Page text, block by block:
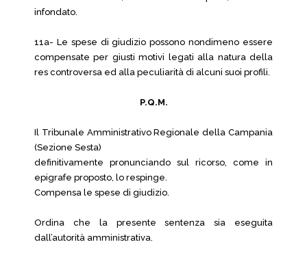
infondato.
11a- Le spese di giudizio possono nondimeno essere
compensate per giusti motivi legati alla natura della
res controversa ed alla peculiarità di alcuni suoi profili.
P.Q.M.
Il Tribunale Amministrativo Regionale della Campania
(Sezione Sesta)
definitivamente pronunciando sul ricorso, come in
epigrafe proposto, lo respinge.
Compensa le spese di giudizio.
Ordina che la presente sentenza sia eseguita
dall’autorità amministrativa.